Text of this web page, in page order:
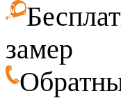
замер